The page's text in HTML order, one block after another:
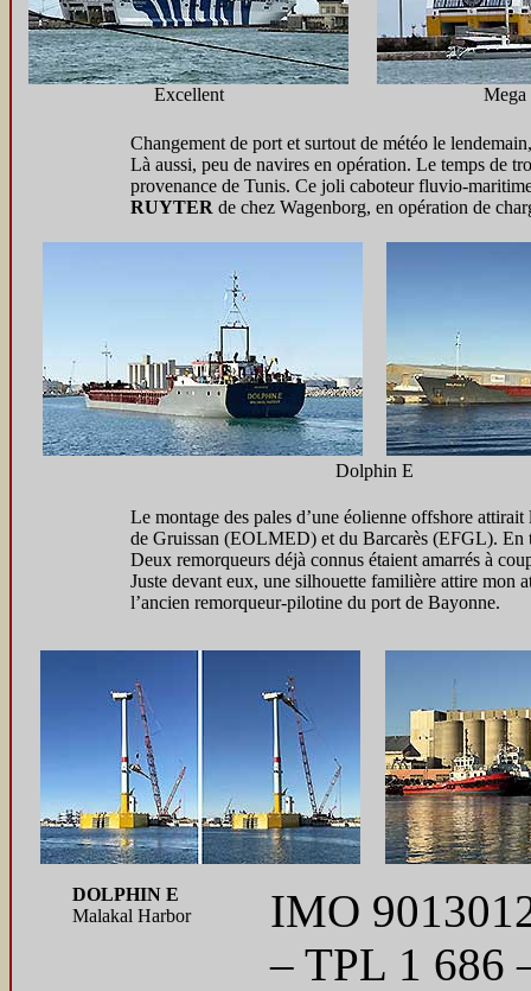
Excellent Mega
Changement de port et surtout de météo le
Là aussi, peu de navires en opération. Le temps de
provenance de Tunis. Ce joli caboteur fluvio-
RUYTER de chez Wagenborg, en opération de
Dolphin E
Le montage des pales d’une éolienne offshore
de Gruissan (EOLMED) et du Barcarès (EFGL). En
Deux remorqueurs déjà connus étaient amarrés à
Juste devant eux, une silhouette familière attire mon
l’ancien remorqueur-pilotine du port de Bayonne.
DOLPHIN E
Malakal Harbor
IMO
– TPL 1 686